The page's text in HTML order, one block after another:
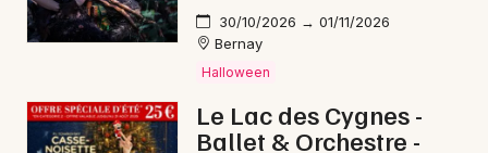
30/10/2026 → 01/11/2026
Bernay
Halloween
Le Lac des Cygnes -
Ballet & Orchestre -